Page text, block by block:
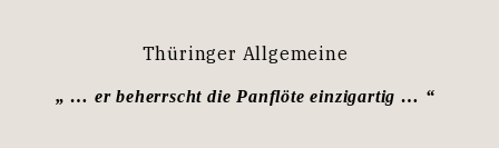
Thüringer Allgemeine
„ … er beherrscht die Panflöte einzigartig … “